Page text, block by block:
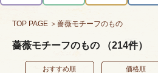
TOP PAGE ＞薔薇モチーフのもの
薔薇モチーフのもの （214件）
おすすめ順 価格順